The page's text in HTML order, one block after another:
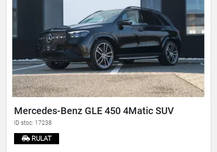
Mercedes-Benz GLE 450 4Matic SUV
ID stoc: 17238
RULAT